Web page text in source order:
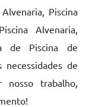
Piscina
Alvenaria,
de Piscina de
de
nosso trabalho,